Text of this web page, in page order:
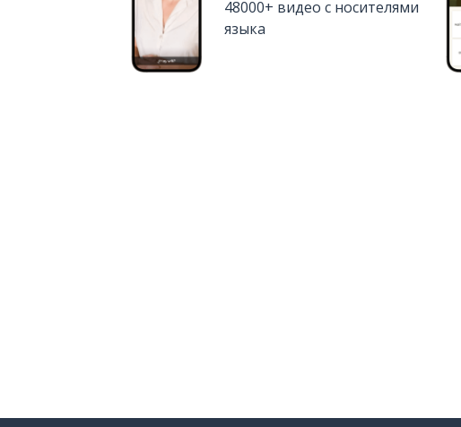
48000+ видео с носителями
языка